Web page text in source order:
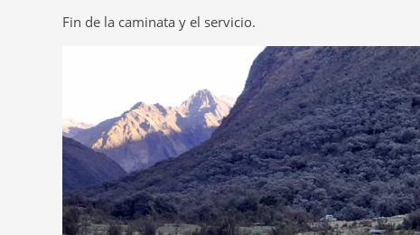
Fin de la caminata y el servicio.